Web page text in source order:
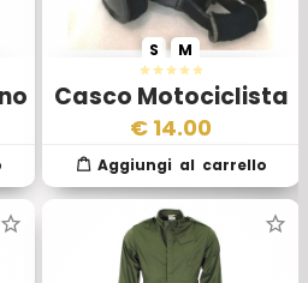
Casco Motociclista
Polizia Inglese
S M
€ 14.00